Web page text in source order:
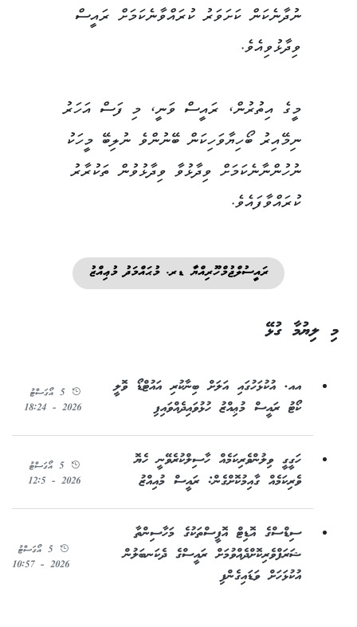
ނުދާނެކަން ކަށަވަރު ކުރައްވާނެކަމަށް ރައީސް
ވިދާޅުވިއެވެ.
މީގެ އިތުރުން، ރައީސް ވަނީ، މި ފަސް އަހަރު
ނިމޭއިރު ބޯހިޔާވަހިކަން ބޭނުންވެ ނުލިބޭ މީހަކު
ނުހުންނާނެކަމަށް ވިދާޅުވާ ވިދާޅުވުން ތަކުރާރު
ކުރައްވާފައެވެ.
ރައީސުލްޖުމްހޫރިއްޔާ ޑރ. މުޙައްމަދު މުޢިއްޒު
މި ލިޔުމާ ގުޅޭ
އއ. އުކުޅަހުގައި އަލަށް ބިނާކުރި އައުޓްޑޯ ވޮލީ
ކޯޓު ރައީސް މުޢިއްޒު ހުޅުވައިދެއްވައިފި
5 އޯގަސްޓު
2026 - 18:24
ހަގީގީ ވިލުންވެރިކަމެއް ހާސިލްކުރެވޭނީ ހެޔޮ
ވެރިކަމެއް ގާއިމުކޮށްގެން: ރައީސް މުއިއްޒު
5 އޯގަސްޓު
2026 - 12:5
ސިޑްސްގެ އޮޑިޓް އޮފީސްތަކުގެ މަހާސިންތާ
ޝަރަފްވެރިކޮށްދެއްވުމަށް ރައީސްގެ ދެކަނބަލުން
އުކުޅަހަށް ވަޑައިގެންފި
5 އޯގަސްޓު
2026 - 10:57